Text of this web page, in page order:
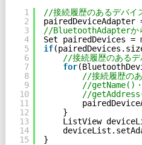
1
2
3
4
5
6
7
8
9
10
11
12
13
14
15
//接続履歴のあるデバイ
pairedDeviceAdapter
//BluetoothAdapterから
Set pairedDevices =
if
//接続履歴のあるデ
for
//接続履歴の
//getName()・
//getAddress()
}
ListView
}